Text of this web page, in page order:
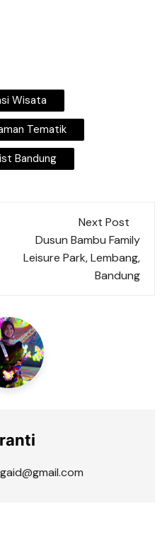
Wisata
Tematik
Bandung
Next Post
Dusun Bambu Family
Leisure Park, Lembang,
Bandung